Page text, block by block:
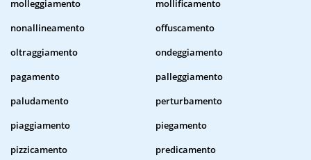
molleggiamento
mollificamento
nonallineamento
offuscamento
oltraggiamento
ondeggiamento
pagamento
palleggiamento
paludamento
perturbamento
piaggiamento
piegamento
pizzicamento
predicamento